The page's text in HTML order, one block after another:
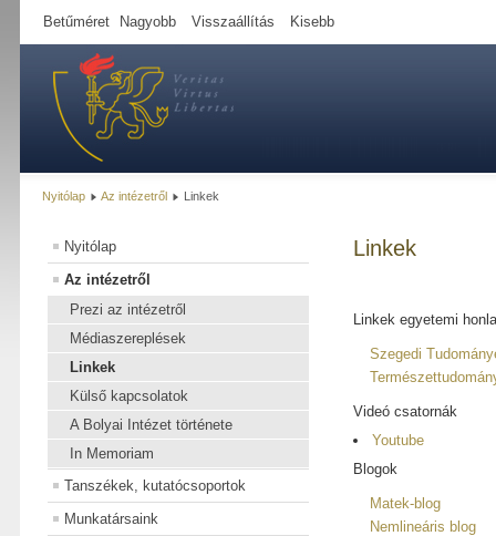
Betűméret Nagyobb Visszaállítás Kisebb
Nyitólap Az intézetről Linkek
Nyitólap
Az intézetről
Prezi az intézetről
Médiaszereplések
Linkek
Külső kapcsolatok
A Bolyai Intézet története
In Memoriam
Tanszékek, kutatócsoportok
Munkatársaink
Linkek
Linkek egyetemi
Szegedi
Videó csatornák
Youtube
Blogok
Matek-blog
Nemlineáris blog